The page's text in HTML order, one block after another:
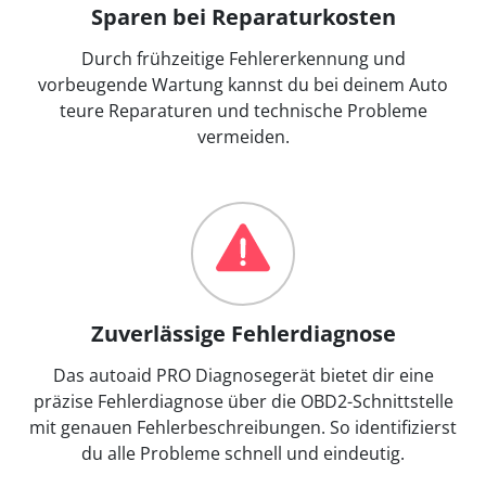
Sparen bei Reparaturkosten
Durch frühzeitige Fehlererkennung und
vorbeugende Wartung kannst du bei deinem Auto
teure Reparaturen und technische Probleme
vermeiden.
Zuverlässige Fehlerdiagnose
Das autoaid PRO Diagnosegerät bietet dir eine
präzise Fehlerdiagnose über die OBD2-Schnittstelle
mit genauen Fehlerbeschreibungen. So identifizierst
du alle Probleme schnell und eindeutig.